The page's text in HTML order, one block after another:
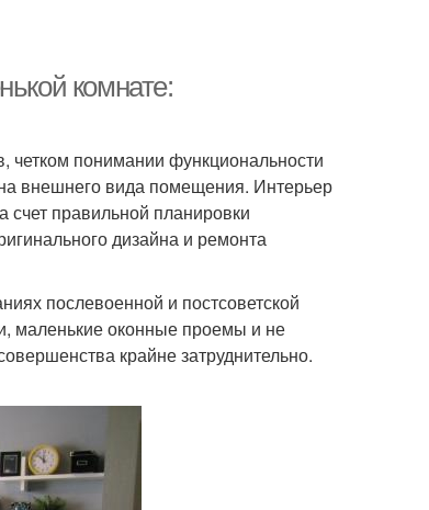
комнате:
четком понимании функциональности
внешнего вида помещения. Интерьер
правильной планировки
дизайна и ремонта
послевоенной и постсоветской
маленькие оконные проемы и не
крайне затруднительно.